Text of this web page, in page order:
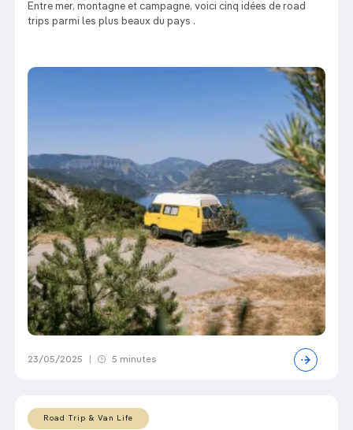
Entre mer, montagne et campagne, voici cinq idées de road
trips parmi les plus beaux du pays .
23/05/2025 5 minutes
Road Trip & Van Life